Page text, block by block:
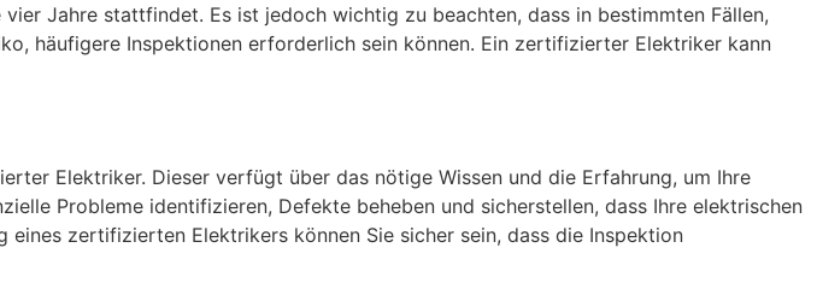
Jahre stattfindet. Es ist jedoch wichtig zu beachten, dass in bestimmten Fällen,
häufigere Inspektionen erforderlich sein können. Ein zertifizierter Elektriker kann
Elektriker. Dieser verfügt über das nötige Wissen und die Erfahrung, um Ihre
Probleme identifizieren, Defekte beheben und sicherstellen, dass Ihre elektrischen
zertifizierten Elektrikers können Sie sicher sein, dass die Inspektion